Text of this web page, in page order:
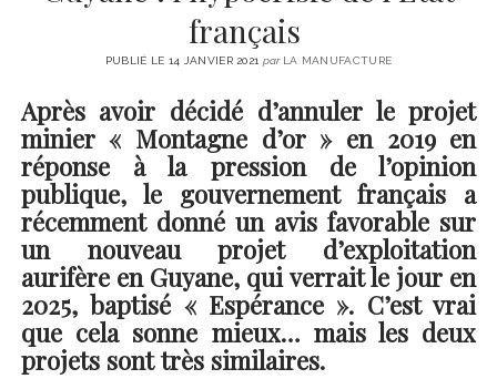
français
PUBLIÉ LE 14 JANVIER 2021 parLA MANUFACTURE
Après avoir décidé d’annuler le projet
minier « Montagne d’or » en 2019 en
réponse à la pression de l’opinion
publique, le gouvernement français a
récemment donné un avis favorable sur
un nouveau projet d’exploitation
aurifère en Guyane, qui verrait le jour en
2025, baptisé « Espérance ». C’est vrai
que cela sonne mieux… mais les deux
projets sont très similaires.